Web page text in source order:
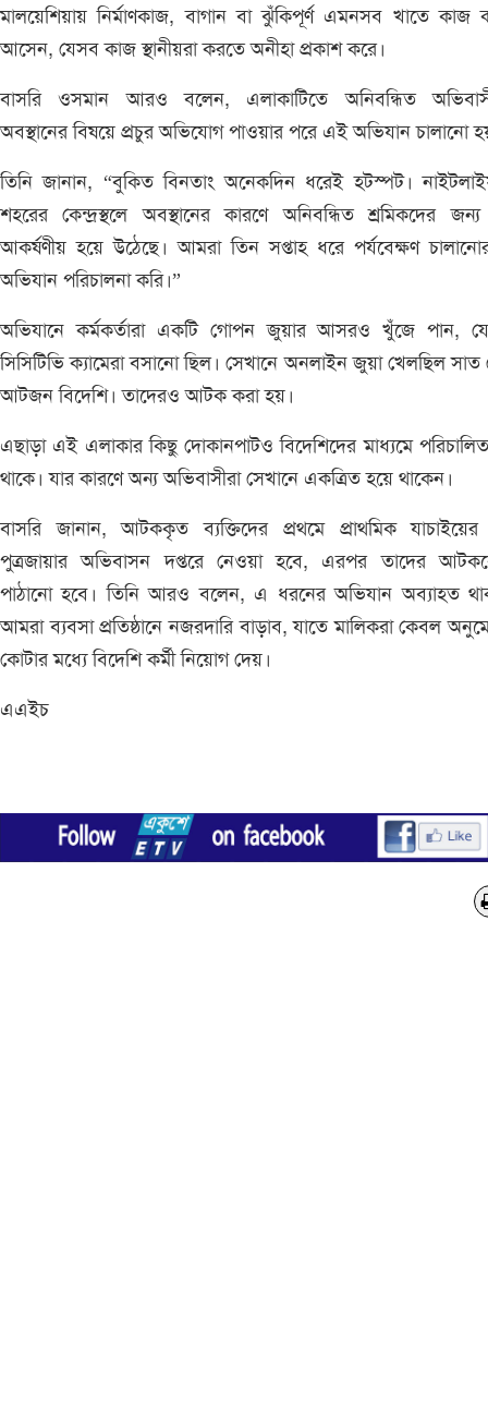
মালয়েশিয়ায় নির্মাণকাজ, বাগান বা ঝুঁকিপূর্ণ এমনসব খাতে কাজ
আসেন, যেসব কাজ স্থানীয়রা করতে অনীহা প্রকাশ করে।
বাসরি ওসমান আরও বলেন, এলাকাটিতে অনিবন্ধিত
অবস্থানের বিষয়ে প্রচুর অভিযোগ পাওয়ার পরে এই অভিযান চালানো
তিনি জানান, “বুকিত বিনতাং অনেকদিন ধরেই হটস্পট।
শহরের কেন্দ্রস্থলে অবস্থানের কারণে অনিবন্ধিত শ্রমিকদের
আকর্ষণীয় হয়ে উঠেছে। আমরা তিন সপ্তাহ ধরে পর্যবেক্ষণ
অভিযান পরিচালনা করি।”
অভিযানে কর্মকর্তারা একটি গোপন জুয়ার আসরও খুঁজে পান,
সিসিটিভি ক্যামেরা বসানো ছিল। সেখানে অনলাইন জুয়া খেলছিল সাত
আটজন বিদেশি। তাদেরও আটক করা হয়।
এছাড়া এই এলাকার কিছু দোকানপাটও বিদেশিদের মাধ্যমে
থাকে। যার কারণে অন্য অভিবাসীরা সেখানে একত্রিত হয়ে থাকেন।
বাসরি জানান, আটককৃত ব্যক্তিদের প্রথমে প্রাথমিক
পুত্রজায়ার অভিবাসন দপ্তরে নেওয়া হবে, এরপর তাদের
পাঠানো হবে। তিনি আরও বলেন, এ ধরনের অভিযান অব্যাহত
আমরা ব্যবসা প্রতিষ্ঠানে নজরদারি বাড়াব, যাতে মালিকরা কেবল
কোটার মধ্যে বিদেশি কর্মী নিয়োগ দেয়।
এএইচ